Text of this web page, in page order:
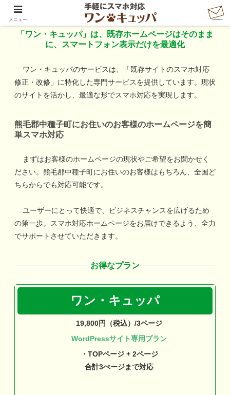
「ワン・キュッパ」で手軽にスマホ対応
「ワン・キュッパ」は、既存ホームページはそのまま
に、スマートフォン表示だけを最適化
ワン・キュッパのサービスは、「既存サイトのスマホ対応
修正・改修」に特化した専門サービスを提供しています。現状
のサイトを活かし、最適な形でスマホ対応を実現します。
熊毛郡中種子町にお住いのお客様のホームページを簡
単スマホ対応
まずはお客様のホームページの現状やご希望をお聞かせく
ださい。 熊毛郡中種子町にお住いのお客様はもちろん、全国ど
ちらからでも対応可能です。
ユーザーにとって快適で、ビジネスチャンスを広げるため
の第一歩。スマホ対応ホームページをお届けできるよう、全力
でサポートさせていただきます。
お得なプラン
ワン・キュッパ
19,800円（税込）/3ページ
WordPressサイト専用プラン
・TOPページ + 2ページ
合計3ぺージまで対応
メニュー